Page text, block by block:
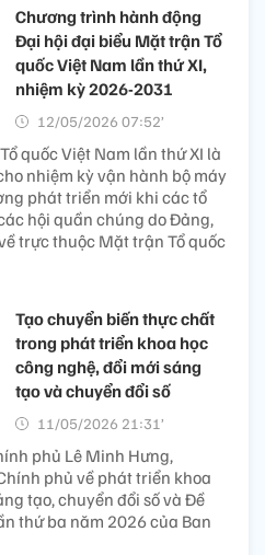
Chương trình hành động
Đại hội đại biểu Mặt trận Tổ
quốc Việt Nam lần thứ XI,
nhiệm kỳ 2026-2031
12/05/2026 07:52’
quốc Việt Nam lần thứ XI là
nhiệm kỳ vận hành bộ máy
phát triển mới khi các tổ
hội quần chúng do Đảng,
trực thuộc Mặt trận Tổ quốc
Tạo chuyển biến thực chất
trong phát triển khoa học
công nghệ, đổi mới sáng
tạo và chuyển đổi số
11/05/2026 21:31’
phủ Lê Minh Hưng,
phủ về phát triển khoa
tạo, chuyển đổi số và Đề
thứ ba năm 2026 của Ban